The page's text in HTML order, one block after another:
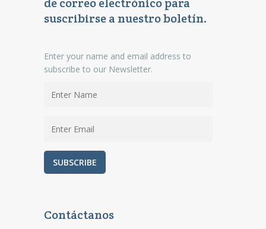
suscribirse a nuestro boletín.
Enter your name and email address to
subscribe to our Newsletter.
Contáctanos